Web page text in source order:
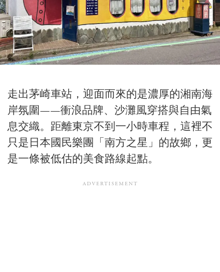
走出茅崎車站，迎面而來的是濃厚的湘南海
岸氛圍——衝浪品牌、沙灘風穿搭與自由氣
息交織。距離東京不到一小時車程，這裡不
只是日本國民樂團「南方之星」的故鄉，更
是一條被低估的美食路線起點。